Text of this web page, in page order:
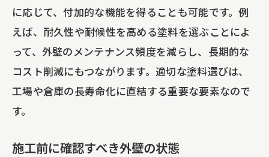
に応じて、付加的な機能を得ることも可能です。例
えば、耐久性や耐候性を高める塗料を選ぶことによ
って、外壁のメンテナンス頻度を減らし、長期的な
コスト削減にもつながります。適切な塗料選びは、
工場や倉庫の長寿命化に直結する重要な要素なので
す。
施工前に確認すべき外壁の状態